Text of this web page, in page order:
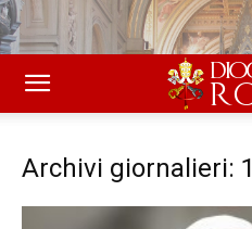
Archivi giornalieri: